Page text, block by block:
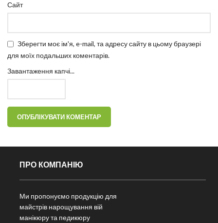
Сайт
Зберегти моє ім'я, e-mail, та адресу сайту в цьому браузері
для моїх подальших коментарів.
Завантаження капчі...
ПРО КОМПАНІЮ
Ми пропонуємо продукцію для
майстрів нарощування вій
манікюру та педикюру